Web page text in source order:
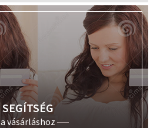
SEGÍTSÉG
a vásárláshoz